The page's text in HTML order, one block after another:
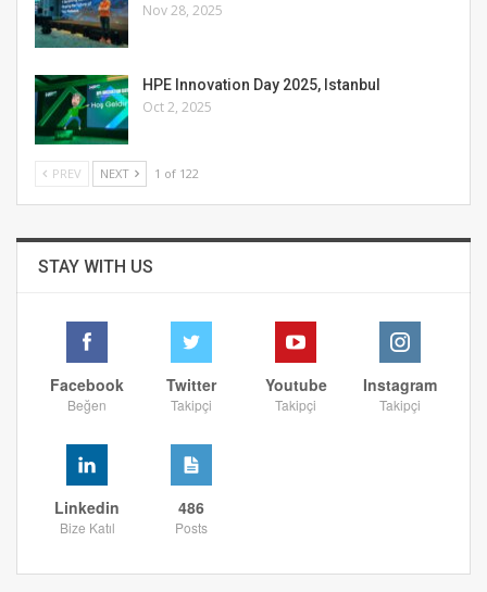
Nov 28, 2025
HPE Innovation Day 2025, Istanbul
Oct 2, 2025
PREV NEXT 1 of 122
STAY WITH US
Facebook
Beğen
Twitter
Takipçi
Youtube
Takipçi
Instagram
Takipçi
Linkedin
Bize Katıl
486
Posts